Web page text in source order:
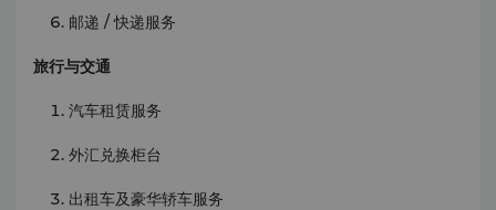
邮递 / 快递服务
旅行与交通
汽车租赁服务
外汇兑换柜台
出租车及豪华轿车服务